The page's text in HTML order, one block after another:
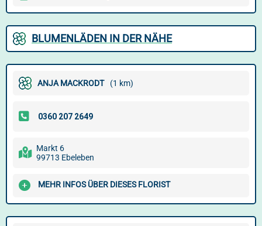
BLUMENLÄDEN IN DER NÄHE
ANJA MACKRODT (1 km)
Markt 6
99713 Ebeleben
MEHR INFOS ÜBER DIESES FLORIST